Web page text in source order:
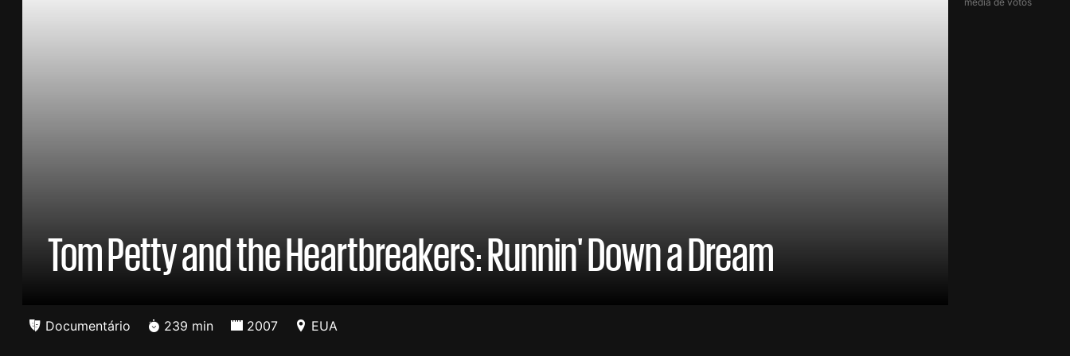
Tom Petty and the Heartbreakers: Runnin' Down a Dream
Documentário 239 min 2007 EUA